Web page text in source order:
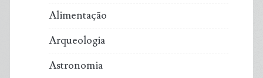
Alimentação
Arqueologia
Astronomia